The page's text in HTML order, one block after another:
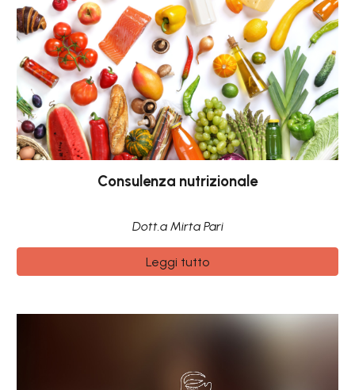
Consulenza nutrizionale
Dott.a Mirta Pari
Leggi tutto